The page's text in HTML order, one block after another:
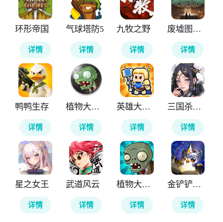
环形帝国
详情
气球塔防5
详情
九牧之野
详情
废墟图书馆
详情
鸭鸭生存
详情
植物大战僵尸TV触控版
详情
英雄大对决
详情
三国杀武将觉醒
详情
星之女王
详情
武道风云
详情
植物大战僵尸无尽版
详情
金铲铲之战国际服
详情